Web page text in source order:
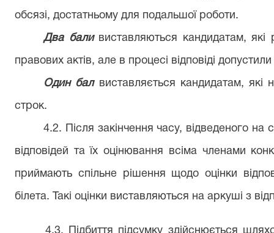
обсязі, достатньому для подальшої роботи.
Два баливиставляються кандидатам, які
правових актів, але в процесі відповіді
Один балвиставляється кандидатам, які
строк.
4.2. Після закінчення часу, відведеного на
відповідей та їх оцінювання всіма членами
приймають спільне рішення щодо оцінки
білета. Такі оцінки виставляються на аркуші з
4.3. Підбиття підсумку здійснюється